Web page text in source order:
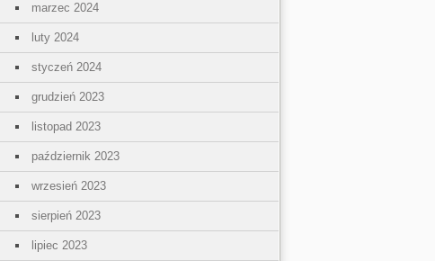
marzec 2024
luty 2024
styczeń 2024
grudzień 2023
listopad 2023
październik 2023
wrzesień 2023
sierpień 2023
lipiec 2023